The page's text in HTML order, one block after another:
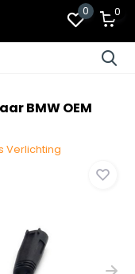
0 0
BMW OEM
Verlichting